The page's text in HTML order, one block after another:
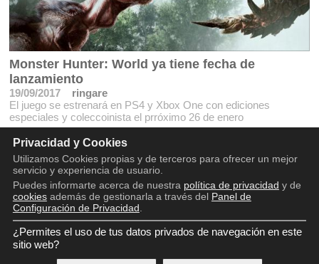
Monster Hunter: World ya tiene fecha de
lanzamiento
19/09/2017
ringare
El juego se estrenará en PS4 y Xbox One con ediciones
especiales y coleccoinista el prróximo 26 de enero
Copyright © 2016 - 2026
Aviso legal
Política de privacidad
Privacidad y Cookies
Utilizamos Cookies propias y de terceros para ofrecer un mejor
servicio y experiencia de usuario.
Puedes informarte acerca de nuestra política de privacidad y de
cookiesademás de gestionarla a través del Panel de
Configuración de Privacidad
¿Permites el uso de tus datos privados de navegación en este
sitio web?